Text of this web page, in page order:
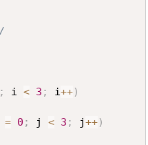
; i < 3 ; i++)
= 0 ; j < 3 ; j++)